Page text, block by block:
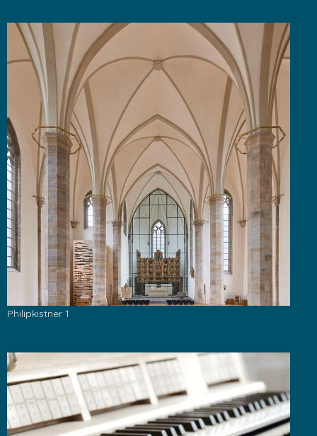
Philipkistner 1